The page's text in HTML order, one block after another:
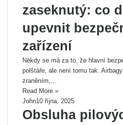
zaseknutý: co
upevnit
zařízení
Někdy se má za to, že hlavní
polštáře, ale není tomu tak.
zraněním,…
Read More »
John10 října, 2025
Obsluha